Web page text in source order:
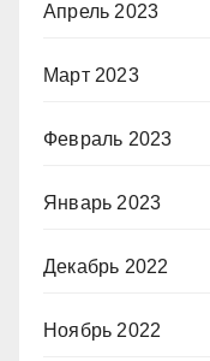
Апрель 2023
Март 2023
Февраль 2023
Январь 2023
Декабрь 2022
Ноябрь 2022